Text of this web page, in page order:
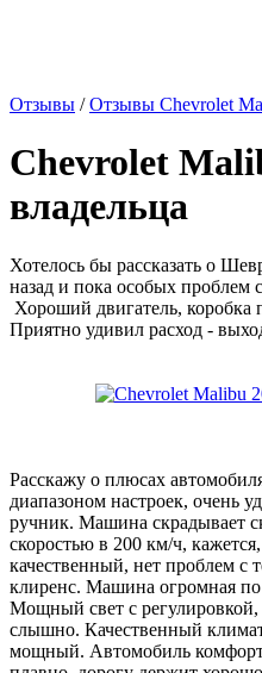
Отзывы /Отзывы Chevrolet
Chevrolet
владельца
Хотелось бы рассказать о
назад и пока особых проблем
Хороший двигатель, коробка
Приятно удивил расход -
Расскажу о плюсах
диапазоном настроек, очень
ручник. Машина скрадывает
скоростью в 200 км/ч,
качественный, нет проблем с
клиренс. Машина огромная
Мощный свет с регулировкой,
слышно. Качественный
мощный. Автомобиль